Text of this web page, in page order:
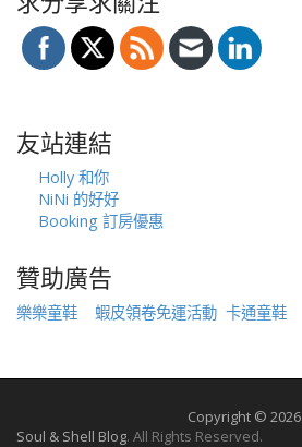
友站連結
Holly 和你
NiNi 的好好
Booking 訂房優惠
贊助廣告
樂樂童鞋 蝦皮領卷免運活動 卡通童鞋
Copyright © 2026
Soul & Shell Blog. All Rights Reserved.